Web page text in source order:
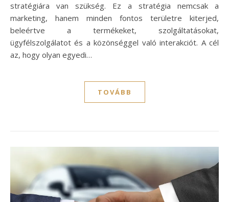
stratégiára van szükség. Ez a stratégia nemcsak a
marketing, hanem minden fontos területre kiterjed,
beleértve a termékeket, szolgáltatásokat,
ügyfélszolgálatot és a közönséggel való interakciót. A cél
az, hogy olyan egyedi…
TOVÁBB